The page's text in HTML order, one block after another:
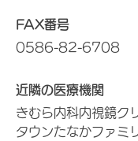
FAX番号
0586-82-6708
近隣の医療機関
きむら内科内視鏡ク
タウンたなかファミ